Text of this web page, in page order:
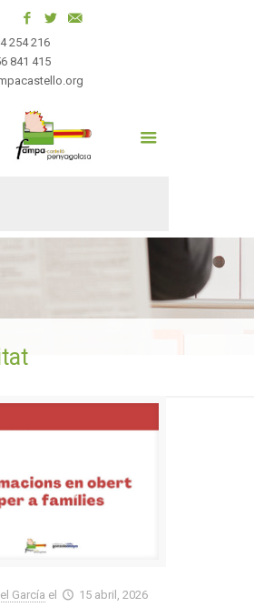
254 216
841 415
García el 15 abril, 2026